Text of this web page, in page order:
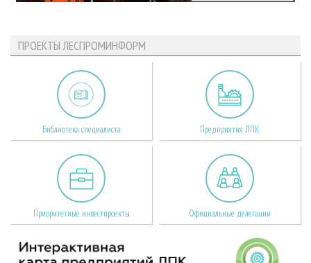
ПРОЕКТЫ ЛЕСПРОМИНФОРМ
Библиотека специалиста Предприятия ЛПК
Приоритетные инвестпроекты Официальные делегации